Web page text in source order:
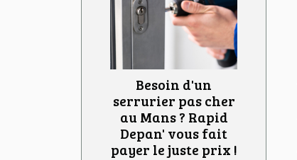
Besoin d'un
serrurier pas cher
au Mans ? Rapid
Depan' vous fait
payer le juste prix !